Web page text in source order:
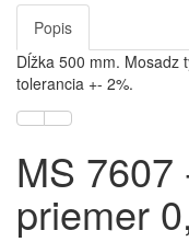
Popis
Dĺžka 500 mm. Mosadz
tolerancia +- 2%.
MS 7607
priemer